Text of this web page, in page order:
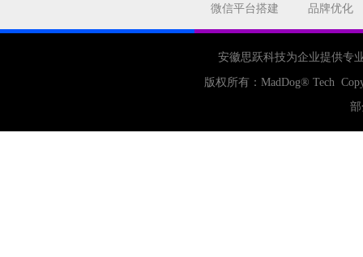
微信平台搭建
品牌优化
安徽思跃科技为企业提供专
版权所有： MadDog® Tech